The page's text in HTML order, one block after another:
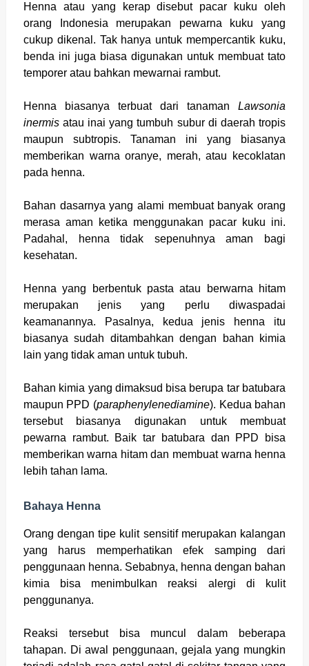
Henna atau yang kerap disebut pacar kuku oleh
orang Indonesia merupakan pewarna kuku yang
cukup dikenal. Tak hanya untuk mempercantik kuku,
benda ini juga biasa digunakan untuk membuat tato
temporer atau bahkan mewarnai rambut.
Henna biasanya terbuat dari tanamanLawsonia
inermisatau inai yang tumbuh subur di daerah tropis
maupun subtropis. Tanaman ini yang biasanya
memberikan warna oranye, merah, atau kecoklatan
pada henna.
Bahan dasarnya yang alami membuat banyak orang
merasa aman ketika menggunakan pacar kuku ini.
Padahal, henna tidak sepenuhnya aman bagi
kesehatan.
Henna yang berbentuk pasta atau berwarna hitam
merupakan jenis yang perlu diwaspadai
keamanannya. Pasalnya, kedua jenis henna itu
biasanya sudah ditambahkan dengan bahan kimia
lain yang tidak aman untuk tubuh.
Bahan kimia yang dimaksud bisa berupa tar batubara
maupun PPD (paraphenylenediamine). Kedua bahan
tersebut biasanya digunakan untuk membuat
pewarna rambut. Baik tar batubara dan PPD bisa
memberikan warna hitam dan membuat warna henna
lebih tahan lama.
Bahaya Henna
Orang dengan tipe kulit sensitif merupakan kalangan
yang harus memperhatikan efek samping dari
penggunaan henna. Sebabnya, henna dengan bahan
kimia bisa menimbulkan reaksi alergi di kulit
penggunanya.
Reaksi tersebut bisa muncul dalam beberapa
tahapan. Di awal penggunaan, gejala yang mungkin